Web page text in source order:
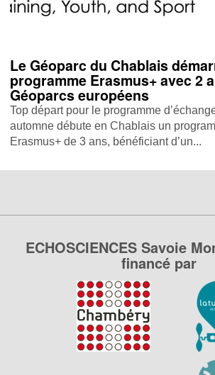
Le Géoparc du Chablais
programme Erasmus+ avec 2
Géoparcs européens
Top départ pour le programme
automne débute en Chablais un
Erasmus+ de 3 ans, bénéficiant d’un...
ECHOSCIENCES Savoie
financé par